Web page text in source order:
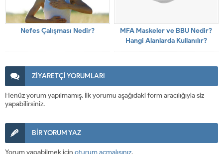
Nefes Çalışması Nedir?
MFA Maskeler ve BBU Nedir?
Hangi Alanlarda Kullanılır?
ZİYARETÇİ YORUMLARI
Henüz yorum yapılmamış. İlk yorumu aşağıdaki form aracılığıyla siz
yapabilirsiniz.
BİR YORUM YAZ